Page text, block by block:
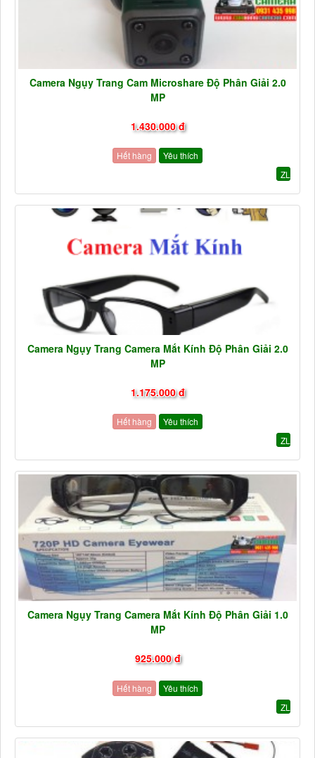
Camera Ngụy Trang Cam Microshare Độ Phân Giải 2.0
MP
1.430.000 đ
Hết hàng
Yêu thích
ZL
Camera Ngụy Trang Camera Mắt Kính Độ Phân Giải 2.0
MP
1.175.000 đ
Hết hàng
Yêu thích
ZL
Camera Ngụy Trang Camera Mắt Kính Độ Phân Giải 1.0
MP
925.000 đ
Hết hàng
Yêu thích
ZL